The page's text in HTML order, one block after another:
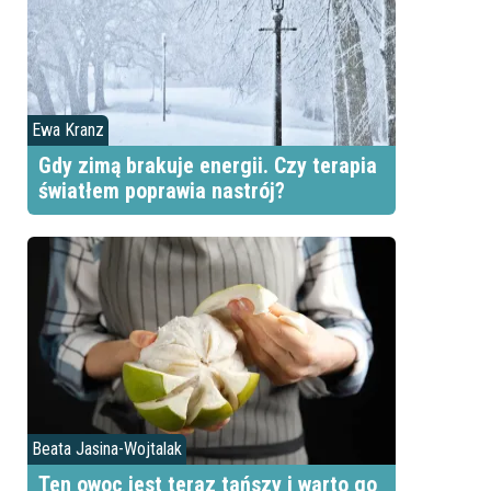
Ewa Kranz
Gdy zimą brakuje energii. Czy terapia
światłem poprawia nastrój?
Beata Jasina-Wojtalak
Ten owoc jest teraz tańszy i warto go